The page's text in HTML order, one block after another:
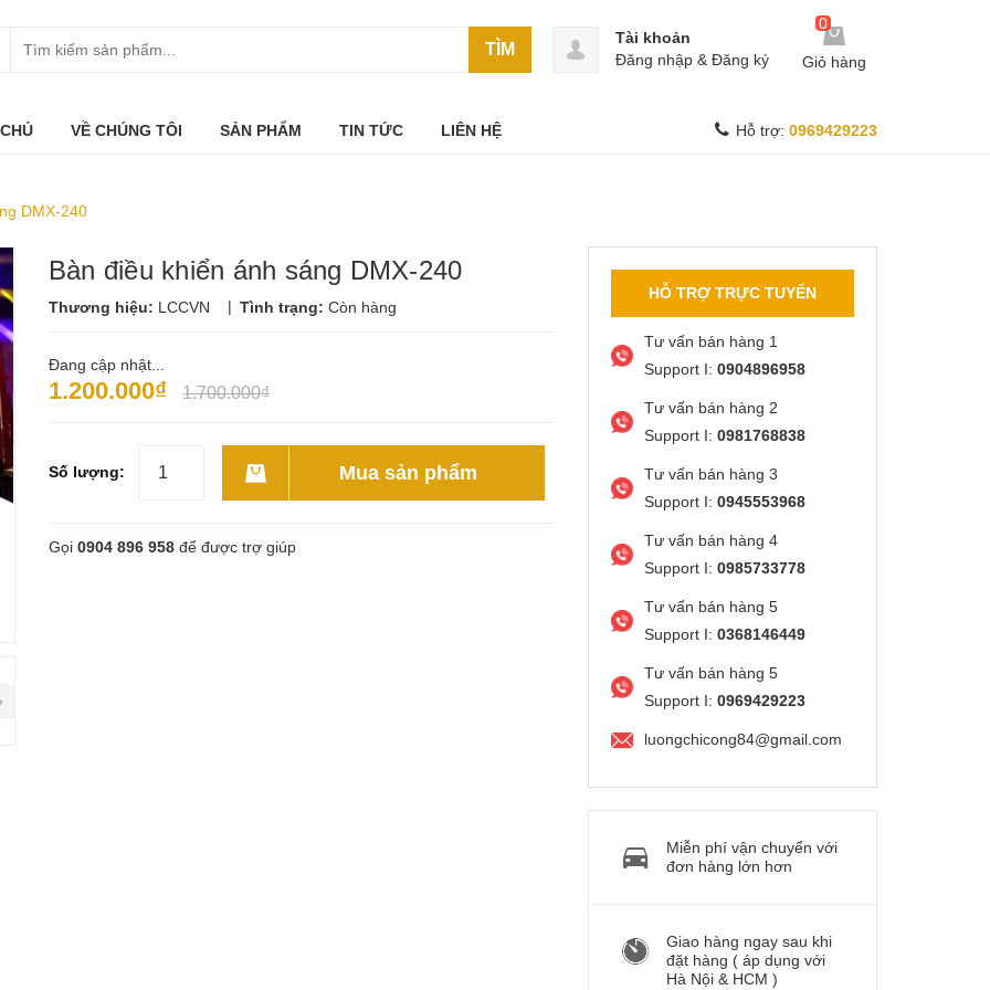
TÌM
0
Giỏ hàng
Tài khoản
Đăng nhập & Đăng ký
VỀ CHÚNG TÔI SẢN PHẨM TIN TỨC LIÊN HỆ Hỗ trợ: 0969429223
DMX-240
Bàn điều khiển ánh sáng DMX-240
Thương hiệu: LCCVN | Tình trạng: Còn hàng
Đang cập nhật...
1.200.000₫ 1.700.000₫
Số lượng: Mua sản phẩm
Gọi 0904 896 958 để được trợ giúp
HỖ TRỢ TRỰC TUYẾN
Tư vấn bán hàng 1
Support I: 0904896958
Tư vấn bán hàng 2
Support I: 0981768838
Tư vấn bán hàng 3
Support I: 0945553968
Tư vấn bán hàng 4
Support I: 0985733778
Tư vấn bán hàng 5
Support I: 0368146449
Tư vấn bán hàng 5
Support I: 0969429223
luongchicong84@gmail.com
Miễn phí vận chuyển với
đơn hàng lớn hơn
Giao hàng ngay sau khi
đặt hàng ( áp dụng với
Hà Nội & HCM )